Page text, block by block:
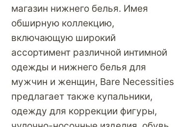
магазин нижнего белья. Имея
обширную коллекцию,
включающую широкий
ассортимент различной интимной
одежды и нижнего белья для
мужчин и женщин, Bare Necessities
предлагает также купальники,
одежду для коррекции фигуры,